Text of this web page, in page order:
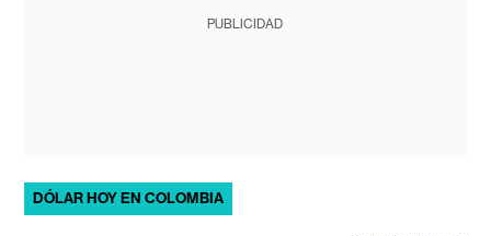
PUBLICIDAD
DÓLAR HOY EN COLOMBIA